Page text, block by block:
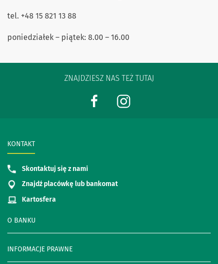
tel. +48 15 821 13 88
poniedziałek – piątek: 8.00 – 16.00
ZNAJDZIESZ NAS TEŻ TUTAJ
O BANKU
INFORMACJE PRAWNE
KONTAKT
Skontaktuj się z nami
Znajdź placówkę lub bankomat
Kartosfera